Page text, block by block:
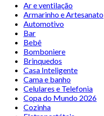
Ar e ventilação
Armarinho e Artesanato
Automotivo
Bar
Bebê
Bomboniere
Brinquedos
Casa Inteligente
Cama e banho
Celulares e Telefonia
Copa do Mundo 2026
Cozinha